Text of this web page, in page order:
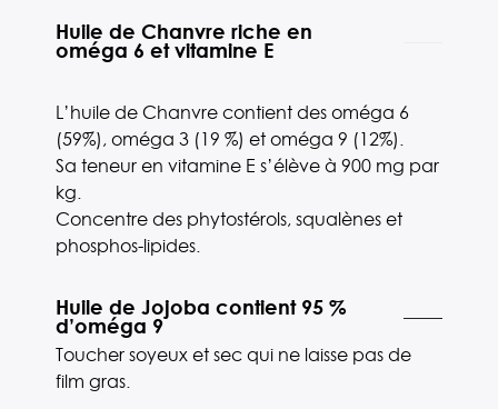
Huile de Chanvre riche en
oméga 6 et vitamine E
L’huile de Chanvre contient des oméga 6
(59%), oméga 3 (19 %) et oméga 9 (12%).
Sa teneur en vitamine E s’élève à 900 mg par
kg.
Concentre des phytostérols, squalènes et
phosphos-lipides.
Huile de Jojoba contient 95 %
d’oméga 9
Toucher soyeux et sec qui ne laisse pas de
film gras.